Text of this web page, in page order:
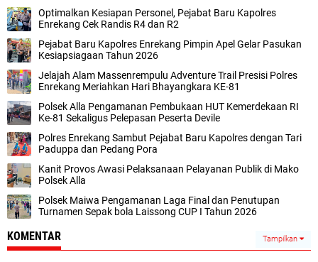
Optimalkan Kesiapan Personel, Pejabat Baru Kapolres
Enrekang Cek Randis R4 dan R2
Pejabat Baru Kapolres Enrekang Pimpin Apel Gelar Pasukan
Kesiapsiagaan Tahun 2026
Jelajah Alam Massenrempulu Adventure Trail Presisi Polres
Enrekang Meriahkan Hari Bhayangkara KE-81
Polsek Alla Pengamanan Pembukaan HUT Kemerdekaan RI
Ke-81 Sekaligus Pelepasan Peserta Devile
Polres Enrekang Sambut Pejabat Baru Kapolres dengan Tari
Paduppa dan Pedang Pora
Kanit Provos Awasi Pelaksanaan Pelayanan Publik di Mako
Polsek Alla
Polsek Maiwa Pengamanan Laga Final dan Penutupan
Turnamen Sepak bola Laissong CUP I Tahun 2026
KOMENTAR Tampilkan